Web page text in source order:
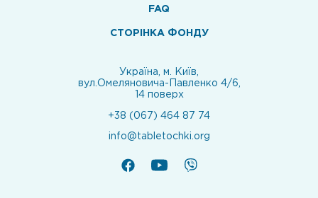
FAQ
СТОРІНКА ФОНДУ
Україна, м. Київ,
вул.Омеляновича-Павленко 4/6,
14 поверх
+38 (067) 464 87 74
info@tabletochki.org